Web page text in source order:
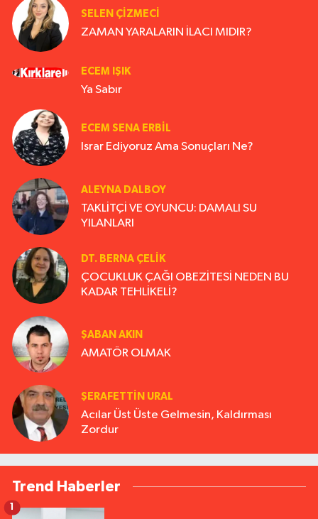
SELEN ÇİZMECİ
ZAMAN YARALARIN İLACI MIDIR?
ECEM IŞIK
Ya Sabır
ECEM SENA ERBIL
Israr Ediyoruz Ama Sonuçları Ne?
ALEYNA DALBOY
TAKLİTÇİ VE OYUNCU: DAMALI SU
YILANLARI
DT. BERNA ÇELIK
ÇOCUKLUK ÇAĞI OBEZİTESİ NEDEN BU
KADAR TEHLİKELİ?
ŞABAN AKIN
AMATÖR OLMAK
ŞERAFETTIN URAL
Acılar Üst Üste Gelmesin, Kaldırması
Zordur
Trend Haberler
1